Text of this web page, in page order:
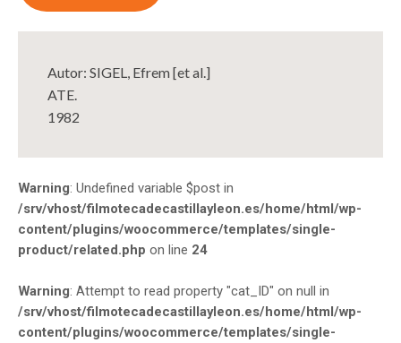
Autor: SIGEL, Efrem [et al.]
ATE.
1982
Warning: Undefined variable $post in
/srv/vhost/filmotecadecastillayleon.es/home/html/wp-
content/plugins/woocommerce/templates/single-
product/related.php on line 24
Warning: Attempt to read property "cat_ID" on null in
/srv/vhost/filmotecadecastillayleon.es/home/html/wp-
content/plugins/woocommerce/templates/single-